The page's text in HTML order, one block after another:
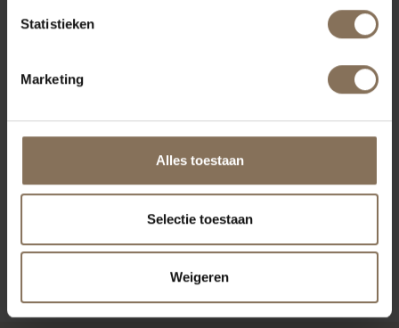
Statistieken
Marketing
Alles toestaan
Selectie toestaan
Weigeren